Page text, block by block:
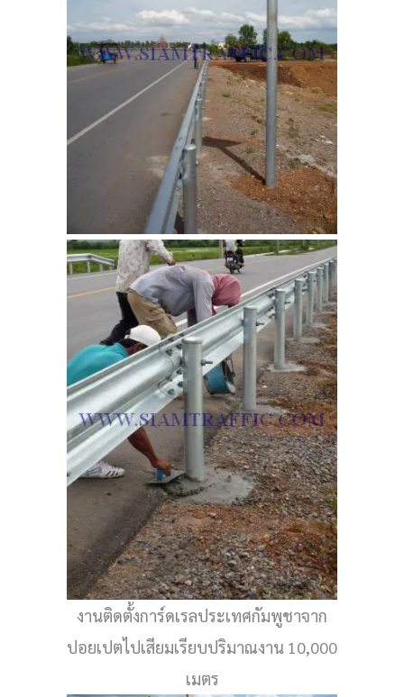
งานติดตั้งการ์ดเรลประเทศกัมพูชาจาก
ปอยเปตไปเสียมเรียบปริมาณงาน 10,000
เมตร